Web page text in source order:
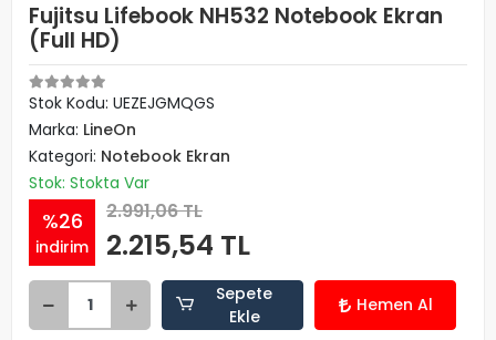
Fujitsu Lifebook NH532 Notebook Ekran
(Full HD)
Stok Kodu: UEZEJGMQGS
Marka: LineOn
Kategori: Notebook Ekran
Stok: Stokta Var
%26
indirim
2.991,06 TL
2.215,54 TL
Sepete
Ekle
Hemen Al